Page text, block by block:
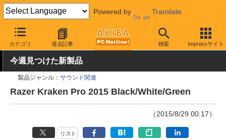
Powered by Translate
カテゴリ 過去記事 検索 Impressサイト
AKIBA PC Hotline! PC周辺機器 ヘッドセット・スピーカー ゲ
今週見つけた新製品
製品ジャンル： サウンド関連
Razer Kraken Pro 2015 Black/White/Green
（2015/8/29 00:17）
リスト